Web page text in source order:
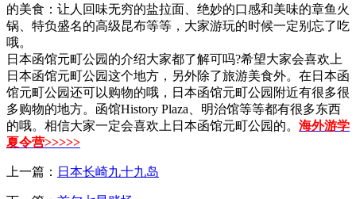
的美食：让人回味无穷的盐拉面、绝妙的口感和美味的章鱼火
锅、特负盛名的高级昆布等等，大家游玩的时候一定别忘了吃
哦。
日本函馆元町公园的介绍大家都了解可吗?希望大家会喜欢上
日本函馆元町公园这个地方，另外除了旅游美食外。在日本函
馆元町公园还可以购物的哦，日本函馆元町公园附近有很多很
多购物的地方。函馆History Plaza、明治馆等等都有很多东西
的哦。相信大家一定会喜欢上日本函馆元町公园的。 海外游学
夏令营>>>>>
上一篇： 日本长崎九十九岛